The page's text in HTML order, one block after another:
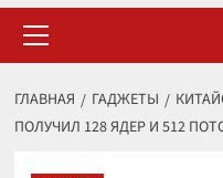
меню
ГЛАВНАЯ ГАДЖЕТЫ
ПОЛУЧИЛ 128 ЯДЕР И 512